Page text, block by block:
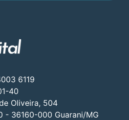
6119
40
Oliveira, 504
- 36160-000 Guarani/MG